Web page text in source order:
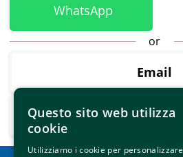
WhatsApp
or
Email
Mobile
Questo sito web utilizza
cookie
Utilizziamo i cookie per personalizzare